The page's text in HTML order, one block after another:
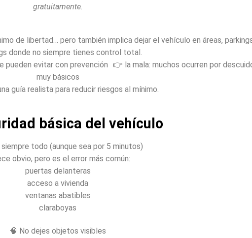
gratuitamente.
de libertad… pero también implica dejar el vehículo en áreas,
donde no siempre tienes control total.
pueden evitar con prevención 👉 la mala: muchos ocurren por
muy básicos
guía realista para reducir riesgos al mínimo.
básica del vehículo
siempre todo (aunque sea por 5 minutos)
obvio, pero es el error más común:
puertas delanteras
acceso a vivienda
ventanas abatibles
claraboyas
🧠 No dejes objetos visibles